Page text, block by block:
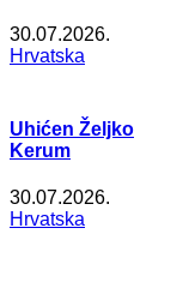
30.07.2026.
Hrvatska
Uhićen Željko
Kerum
30.07.2026.
Hrvatska